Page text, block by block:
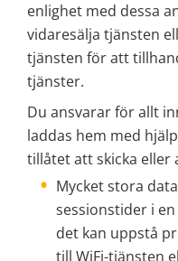
enlighet med dessa
vidaresälja tjänsten
tjänsten för att
tjänster.
Du ansvarar för allt
laddas hem med
tillåtet att skicka eller
Mycket stora
sessionstider i
det kan uppstå
till WiFi-tjänsten